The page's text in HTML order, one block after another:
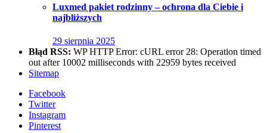
Luxmed pakiet rodzinny – ochrona dla Ciebie i
najbliższych
29 sierpnia 2025
Błąd RSS: WP HTTP Error: cURL error 28: Operation timed
out after 10002 milliseconds with 22959 bytes received
Sitemap
Facebook
Twitter
Instagram
Pinterest